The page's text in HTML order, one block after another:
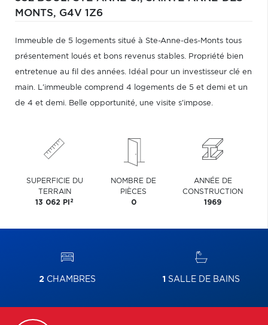
MONTS, G4V 1Z6
Immeuble de 5 logements situé à Ste-Anne-des-Monts tous
présentement loués et bons revenus stables. Propriété bien
entretenue au fil des années. Idéal pour un investisseur clé en
main. L'immeuble comprend 4 logements de 5 et demi et un
de 4 et demi. Belle opportunité, une visite s'impose.
SUPERFICIE DU
TERRAIN
13 062 PI 2
NOMBRE DE
PIÈCES
0
ANNÉE DE
CONSTRUCTION
1969
2CHAMBRES 1 SALLE DE BAINS